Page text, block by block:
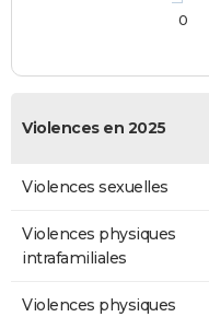
0
Violences en 2025
Violences sexuelles
Violences physiques
intrafamiliales
Violences physiques